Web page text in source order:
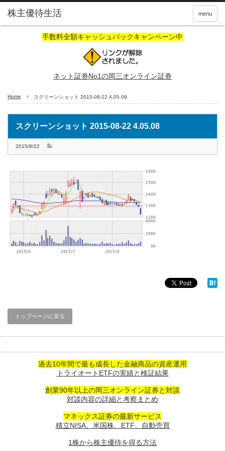
株主優待生活 menu
手数料全額キャッシュバックキャンペーン中
ネット証券No1の岡三オンライン証券
Home スクリーンショット 2015-08-22 4.05.08
スクリーンショット 2015-08-22 4.05.08
2015/8/22
トップページに戻る
過去10年間で最も成長した金融商品の資産運用
トライオートETFの実績と検証結果
創業90年以上の岡三オンライン証券と対談
対談内容の詳細と考察まとめ
マネックス証券の最新サービス
積立NISA、米国株、ETF、自動売買
1株から株主優待を得る方法